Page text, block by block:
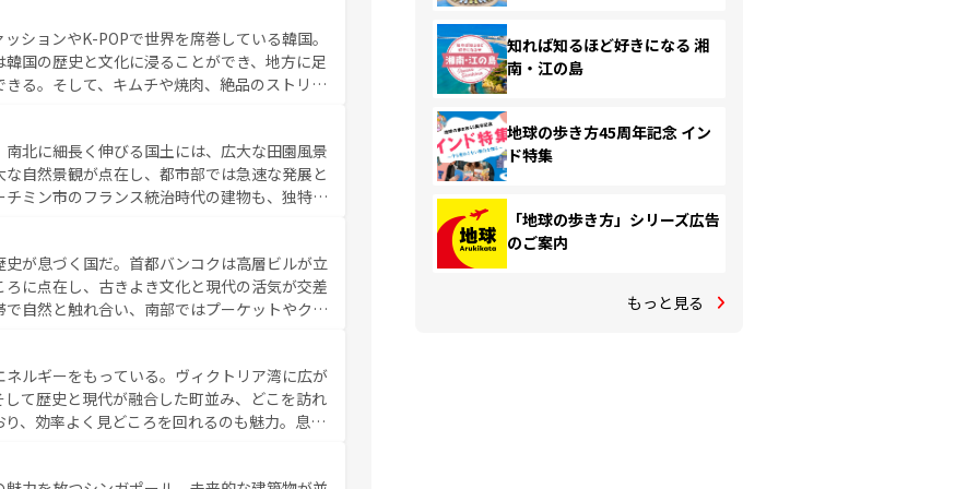
を参照してほしい。
ションやK-POPで世界を席巻している韓国。
国の歴史と文化に浸ることができ、地方に足
る。そして、キムチや焼肉、絶品のストリー
ンツ一覧を参照してほしい。
北に細長く伸びる国土には、広大な田園風景
自然景観が点在し、都市部では急速な発展と
ミン市のフランス統治時代の建物も、独特の
人々が旅行者を迎えてくれるので、きっと忘
新着のベトナム情報はコンテンツ一覧を参照してほし
が息づく国だ。首都バンコクは高層ビルが立
に点在し、古きよき文化と現代の活気が交差
自然と触れ合い、南部ではプーケットやクラ
とした文化、そして多様な観光資源が、訪れ
報はコンテンツ一覧を参照してほしい。
ルギーをもっている。ヴィクトリア湾に広が
て歴史と現代が融合した町並み、どこを訪れ
、効率よく見どころを回れるのも魅力。息を
知れば知るほど好きになる 湘
南・江の島
地球の歩き方45周年記念 イン
ド特集
「地球の歩き方」シリーズ広告
のご案内
もっと見る